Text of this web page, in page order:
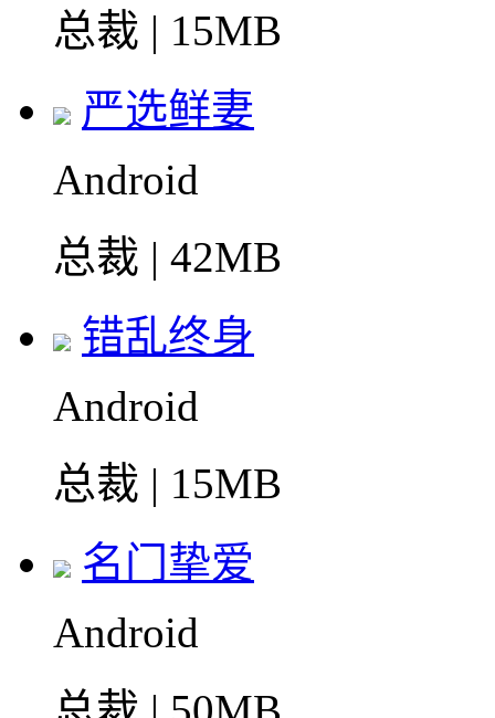
总裁 | 15MB
严选鲜妻
Android
总裁 | 42MB
错乱终身
Android
总裁 | 15MB
名门挚爱
Android